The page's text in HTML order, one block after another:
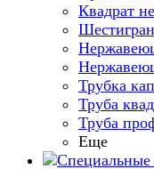
Квадрат
Трубка
Труба
Труба
Еще